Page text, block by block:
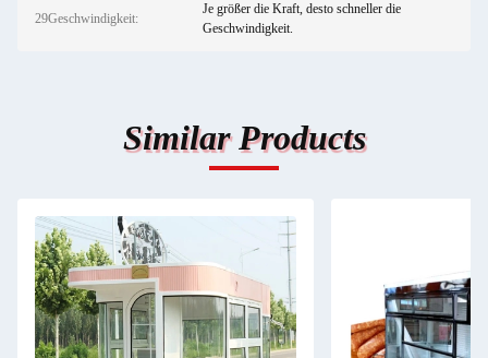
29Geschwindigkeit:
Je größer die Kraft, desto schneller die
Geschwindigkeit.
Similar Products